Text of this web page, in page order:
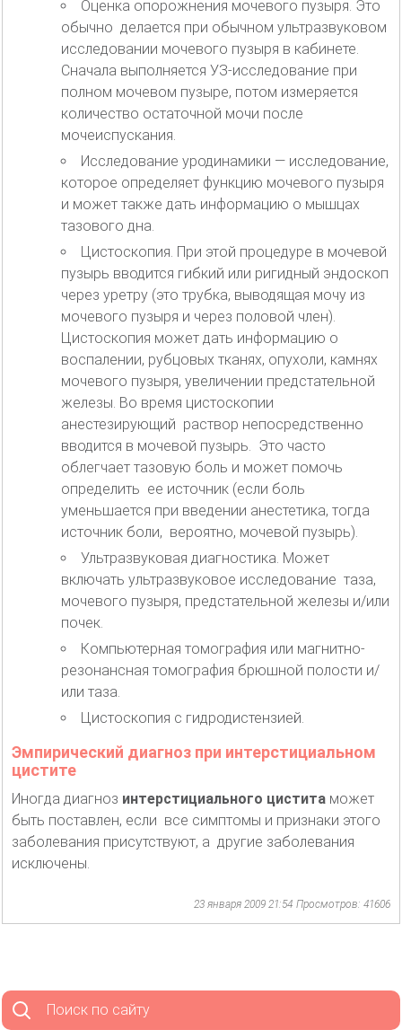
Оценка опорожнения мочевого пузыря. Это
обычно делается при обычном ультразвуковом
исследовании мочевого пузыря в кабинете.
Сначала выполняется УЗ-исследование при
полном мочевом пузыре, потом измеряется
количество остаточной мочи после
мочеиспускания.
Исследование уродинамики — исследование,
которое определяет функцию мочевого пузыря
и может также дать информацию о мышцах
тазового дна.
Цистоскопия. При этой процедуре в мочевой
пузырь вводится гибкий или ригидный эндоскоп
через уретру (это трубка, выводящая мочу из
мочевого пузыря и через половой член).
Цистоскопия может дать информацию о
воспалении, рубцовых тканях, опухоли, камнях
мочевого пузыря, увеличении предстательной
железы. Во время цистоскопии
анестезирующий раствор непосредственно
вводится в мочевой пузырь. Это часто
облегчает тазовую боль и может помочь
определить ее источник (если боль
уменьшается при введении анестетика, тогда
источник боли, вероятно, мочевой пузырь).
Ультразвуковая диагностика. Может
включать ультразвуковое исследование таза,
мочевого пузыря, предстательной железы и/или
почек.
Компьютерная томография или магнитно-
резонансная томография брюшной полости и/
или таза.
Цистоскопия с гидродистензией.
Эмпирический диагноз при интерстициальном
цистите
Иногда диагноз интерстициального цистита может
быть поставлен, если все симптомы и признаки этого
заболевания присутствуют, а другие заболевания
исключены.
23 января 2009 21:54 Просмотров: 41606
Поиск по сайту